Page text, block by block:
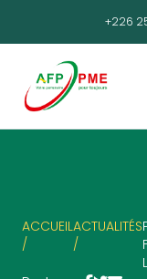
+226 25
ACCUEIL
/
ACTUALITÉS
/